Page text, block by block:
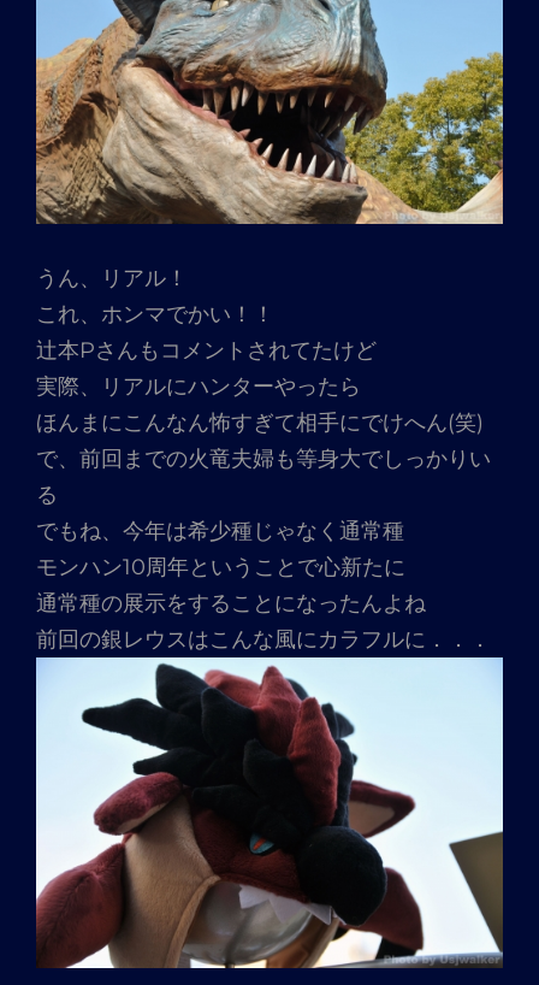
うん、リアル！
これ、ホンマでかい！！
辻本Pさんもコメントされてたけど
実際、リアルにハンターやったら
ほんまにこんなん怖すぎて相手にでけへん(笑)
で、前回までの火竜夫婦も等身大でしっかりい
る
でもね、今年は希少種じゃなく通常種
モンハン10周年ということで心新たに
通常種の展示をすることになったんよね
前回の銀レウスはこんな風にカラフルに．．．